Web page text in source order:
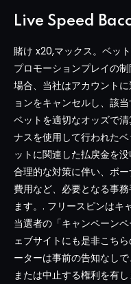
Live Speed
賭け x20,マックス。ベッ
プロモーションプレイの
場合、当社はアカウント
ョンをキャンセルし、該
ベットを適切なオッズで
ナスを使用して行われた
ットに関連した払戻金を
合理的な対策に伴い、ボ
費用など、必要となる事
ます。. フリースピンはキ
当選者の「キャンペーン
ェブサイトにも是非こち
ーターは事前の告知なし
または中止する権利を有